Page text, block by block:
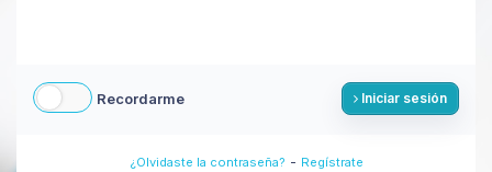
Recordarme Iniciar sesión
¿Olvidaste la contraseña? - Regístrate